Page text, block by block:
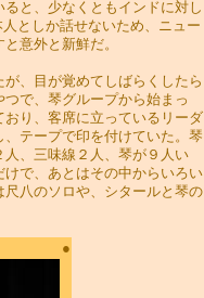
と、少なくともインドに対し
としか話せないため、ニュー
意外と新鮮だ。
、目が覚めてしばらくしたら
で、琴グループから始まっ
り、客席に立っているリーダ
テープで印を付けていた。琴
、三味線２人、琴が９人い
で、あとはその中からいろい
八のソロや、シタールと琴の
●